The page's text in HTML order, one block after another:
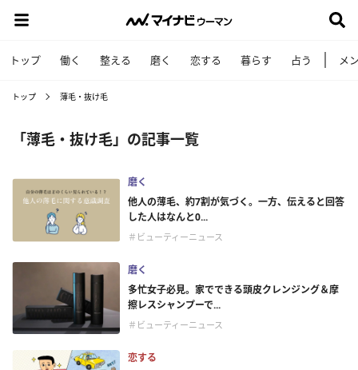
トップ 働く 整える 磨く 恋する 暮らす 占う メ
トップ 薄毛・抜け毛
「薄毛・抜け毛」の記事一覧
磨く
他人の薄毛、約7割が気づく。一方、伝えると回答
した人はなんと0...
＃ビューティーニュース
磨く
多忙女子必見。家でできる頭皮クレンジング＆摩
擦レスシャンプーで...
＃ビューティーニュース
恋する